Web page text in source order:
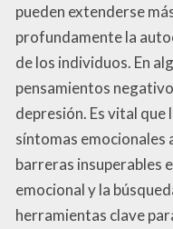
pueden extenderse
profundamente la
de los individuos. En
pensamientos
depresión. Es vital
síntomas emocionales
barreras insuperables
emocional y la
herramientas clave